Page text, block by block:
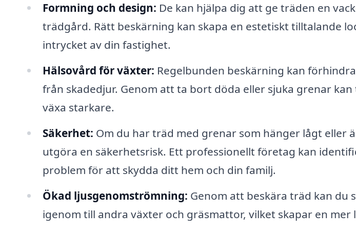
Formning och design: De kan hjälpa dig att ge träden en
trädgård. Rätt beskärning kan skapa en estetiskt tilltalande
intrycket av din fastighet.
Hälsovård för växter: Regelbunden beskärning kan
från skadedjur. Genom att ta bort döda eller sjuka grenar
växa starkare.
Säkerhet: Om du har träd med grenar som hänger lågt eller
utgöra en säkerhetsrisk. Ett professionellt företag kan
problem för att skydda ditt hem och din familj.
Ökad ljusgenomströmning: Genom att beskära träd kan du
igenom till andra växter och gräsmattor, vilket skapar en